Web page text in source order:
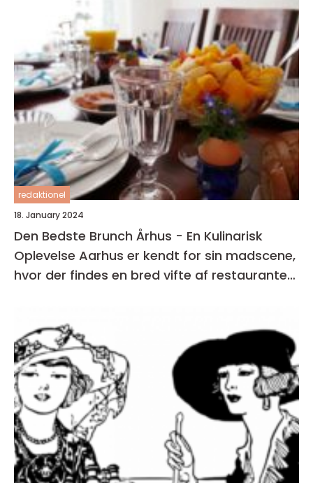
redaktionel
18. January 2024
Den Bedste Brunch Århus - En Kulinarisk
Oplevelse Aarhus er kendt for sin madscene,
hvor der findes en bred vifte af restauranter,